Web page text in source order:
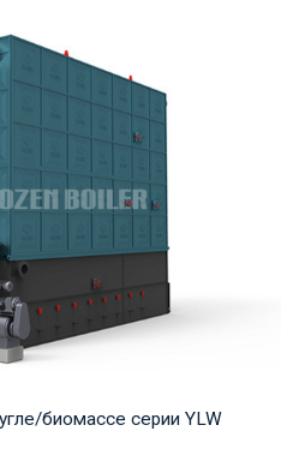
на выходе: ...
биомассе серии YLW